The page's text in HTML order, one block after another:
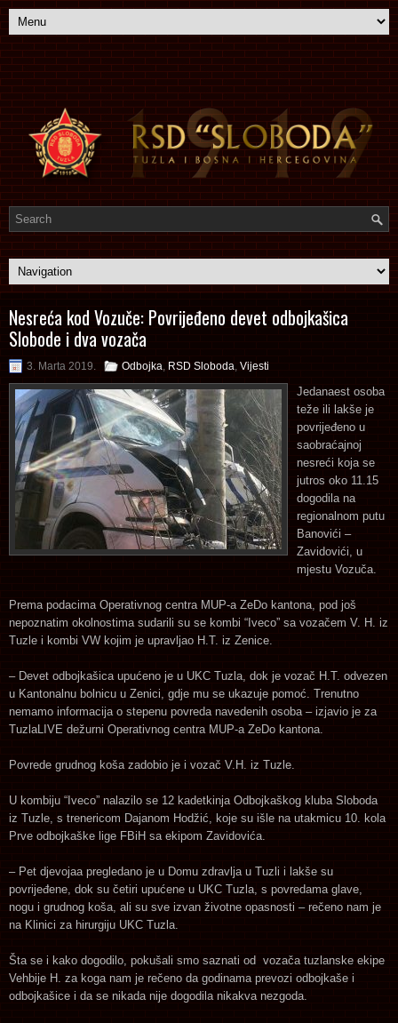
Nesreća kod Vozuče: Povrijeđeno devet odbojkašica
Slobode i dva vozača
3. Marta 2019. Odbojka RSD Sloboda Vijesti
Jedanaest osoba
teže ili lakše je
povrijeđeno u
saobraćajnoj
nesreći koja se
jutros oko 11.15
dogodila na
regionalnom putu
Banovići –
Zavidovići, u
mjestu Vozuča.
Prema podacima Operativnog centra MUP-a ZeDo kantona, pod još
nepoznatim okolnostima sudarili su se kombi “Iveco” sa vozačem V. H. iz
Tuzle i kombi VW kojim je upravljao H.T. iz Zenice.
– Devet odbojkašica upućeno je u UKC Tuzla, dok je vozač H.T. odvezen
u Kantonalnu bolnicu u Zenici, gdje mu se ukazuje pomoć. Trenutno
nemamo informacija o stepenu povreda navedenih osoba – izjavio je za
TuzlaLIVE dežurni Operativnog centra MUP-a ZeDo kantona.
Povrede grudnog koša zadobio je i vozač V.H. iz Tuzle.
U kombiju “Iveco” nalazilo se 12 kadetkinja Odbojkaškog kluba Sloboda
iz Tuzle, s trenericom Dajanom Hodžić, koje su išle na utakmicu 10. kola
Prve odbojkaške lige FBiH sa ekipom Zavidovića.
– Pet djevojaa pregledano je u Domu zdravlja u Tuzli i lakše su
povrijeđene, dok su četiri upućene u UKC Tuzla, s povredama glave,
nogu i grudnog koša, ali su sve izvan životne opasnosti – rečeno nam je
na Klinici za hirurgiju UKC Tuzla.
Šta se i kako dogodilo, pokušali smo saznati od vozača tuzlanske ekipe
Vehbije H. za koga nam je rečeno da godinama prevozi odbojkaše i
odbojkašice i da se nikada nije dogodila nikakva nezgoda.